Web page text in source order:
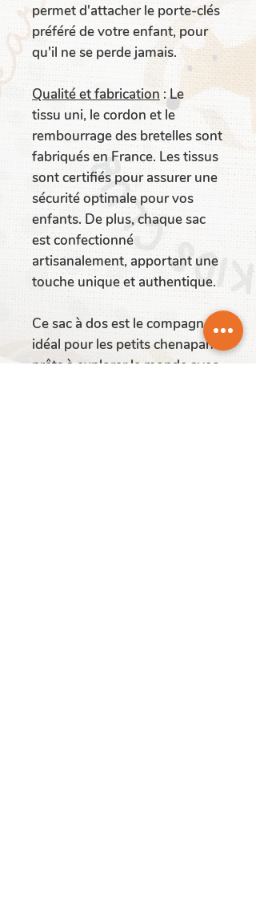
permet d'attacher le porte-clés
préféré de votre enfant, pour
qu'il ne se perde jamais.
Qualité et fabrication :Le
tissu uni, le cordon et le
rembourrage des bretelles sont
fabriqués en France. Les tissus
sont certifiés pour assurer une
sécurité optimale pour vos
enfants. De plus, chaque sac
est confectionné
artisanalement, apportant une
touche unique et authentique.
Ce sac à dos est le compagnon
idéal pour les petits chenapans
prêts à explorer le monde avec